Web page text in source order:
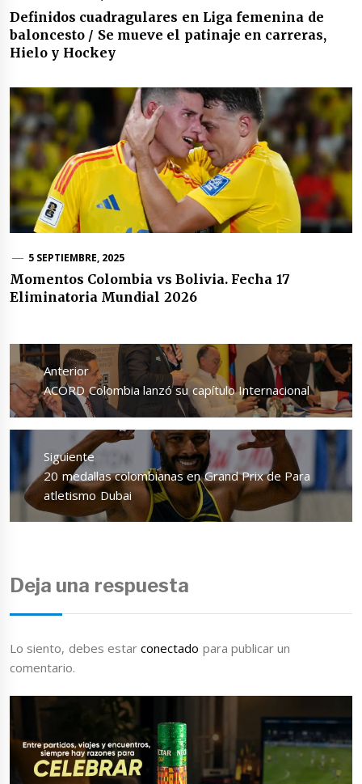
Definidos cuadragulares en Liga femenina de
baloncesto / Se mueve el patinaje en carreras,
Hielo y Hockey
5 SEPTIEMBRE, 2025
Momentos Colombia vs Bolivia. Fecha 17
Eliminatoria Mundial 2026
Navegación
de
entradas
Anterior
Entrada
anterior:
ACORD Colombia lanzó su capítulo Internacional
Siguiente
Entrada
siguiente:
20 medallas colombianas en Grand Prix de Para
atletismo Dubai
Deja una respuesta
Lo siento, debes estarconectado para publicar un
comentario.